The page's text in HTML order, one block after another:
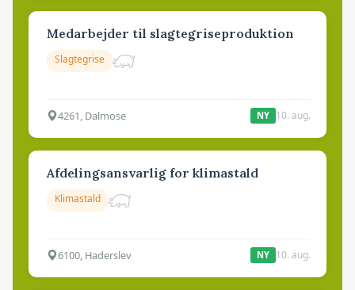
Medarbejder til slagtegriseproduktion
Slagtegrise
4261, Dalmose NY 10. aug.
Afdelingsansvarlig for klimastald
Klimastald
6100, Haderslev NY 10. aug.